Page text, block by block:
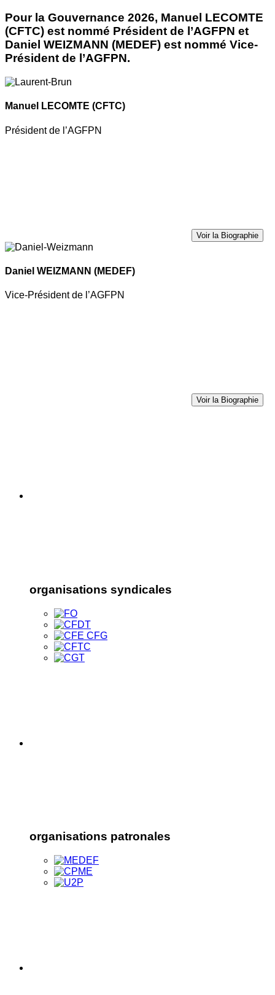
Pour la Gouvernance 2026, Manuel LECOMTE
(CFTC) est nommé Président de l’AGFPN et
Daniel WEIZMANN (MEDEF) est nommé Vice-
Président de l’AGFPN.
Manuel LECOMTE (CFTC)
Président de l’AGFPN
Voir la Biographie
Daniel WEIZMANN (MEDEF)
Vice-Président de l’AGFPN
Voir la Biographie
organisations syndicales
organisations patronales